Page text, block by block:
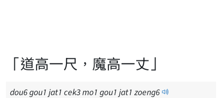
「道高一尺，魔高一丈」
dou6gou1 jat1 cek3mo1 gou1 jat1 zoeng6